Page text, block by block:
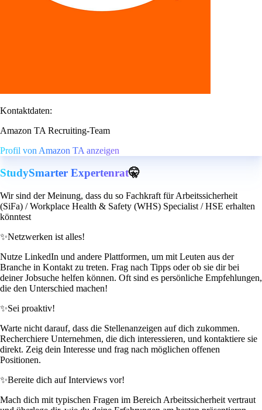
Kontaktdaten:
Amazon TA Recruiting-Team
Profil von Amazon TA anzeigen
StudySmarter Expertenrat🤫
Wir sind der Meinung, dass du so Fachkraft für Arbeitssicherheit
(SiFa) / Workplace Health & Safety (WHS) Specialist / HSE erhalten
könntest
✨Netzwerken ist alles!
Nutze LinkedIn und andere Plattformen, um mit Leuten aus der
Branche in Kontakt zu treten. Frag nach Tipps oder ob sie dir bei
deiner Jobsuche helfen können. Oft sind es persönliche Empfehlungen,
die den Unterschied machen!
✨Sei proaktiv!
Warte nicht darauf, dass die Stellenanzeigen auf dich zukommen.
Recherchiere Unternehmen, die dich interessieren, und kontaktiere sie
direkt. Zeig dein Interesse und frag nach möglichen offenen
Positionen.
✨Bereite dich auf Interviews vor!
Mach dich mit typischen Fragen im Bereich Arbeitssicherheit vertraut